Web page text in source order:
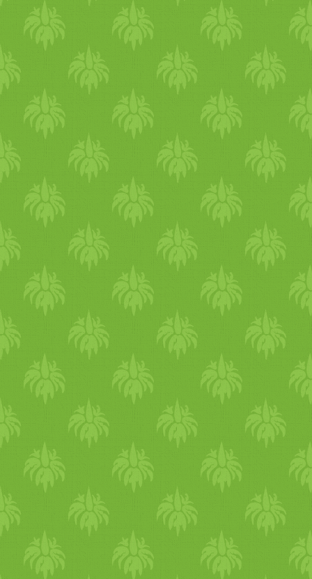
kíméletesek a
Foundation, a cikk írója a
forduljon táplálkozási
alkalmazna. A legtöbb
vashoz változatos és
A vas fajtái Az
állati szövetekben
szállító fehérje a
molekula az izomban)
baromfihúsban és
ki. Nem hem vas alkotja
szövetekben és a
élelmiszerekben, a
mennyiséget
étrendben található vas